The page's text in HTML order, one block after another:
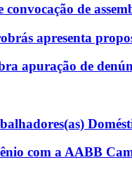
de
apresenta
apuração de
com a AABB